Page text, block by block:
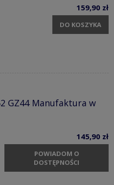
159,90 zł
DO KOSZYKA
GZ44 Manufaktura w
145,90 zł
POWIADOM O
DOSTĘPNOŚCI